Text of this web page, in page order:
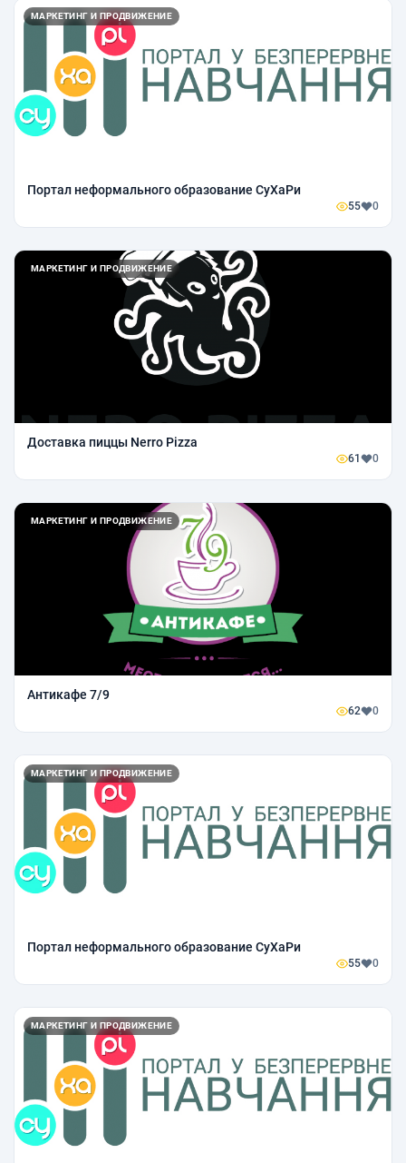
МАРКЕТИНГ И ПРОДВИЖЕНИЕ
Портал неформального образование СуХаРи
55 0
МАРКЕТИНГ И ПРОДВИЖЕНИЕ
Доставка пиццы Nerro Pizza
61 0
МАРКЕТИНГ И ПРОДВИЖЕНИЕ
Антикафе 7/9
62 0
МАРКЕТИНГ И ПРОДВИЖЕНИЕ
Портал неформального образование СуХаРи
55 0
МАРКЕТИНГ И ПРОДВИЖЕНИЕ